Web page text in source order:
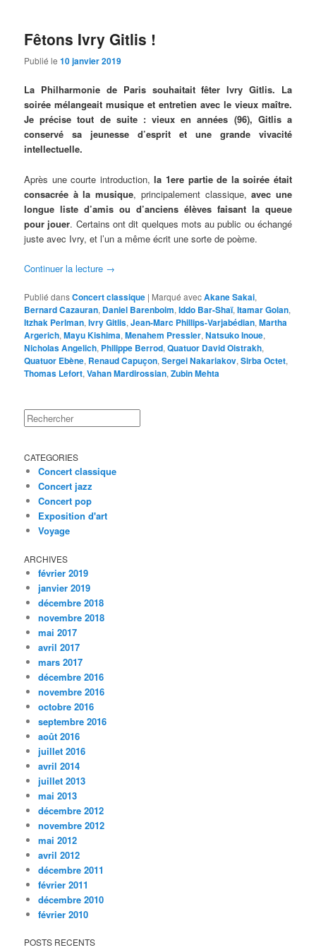
Fêtons Ivry Gitlis !
Publié le10 janvier 2019
La Philharmonie de Paris souhaitait fêter Ivry Gitlis. La
soirée mélangeait musique et entretien avec le vieux maître.
Je précise tout de suite : vieux en années (96), Gitlis a
conservé sa jeunesse d’esprit et une grande vivacité
intellectuelle.
Après une courte introduction,la 1ere partie de la soirée était
consacrée à la musique, principalement classique,avec une
longue liste d’amis ou d’anciens élèves faisant la queue
pour jouer. Certains ont dit quelques mots au public ou échangé
juste avec Ivry, et l’un a même écrit une sorte de poème.
Continuer la lecture →
Publié dansConcert classique | Marqué avecAkane Sakai,
Bernard Cazauran, Daniel Barenboim,Iddo Bar-Shaï,Itamar Golan,
Itzhak Perlman,Ivry Gitlis,Jean-Marc Phillips-Varjabédian,Martha
Argerich,Mayu Kishima,Menahem Pressler,Natsuko Inoue,
Nicholas Angelich, Philippe Berrod,Quatuor David Oistrakh,
Quatuor Ebène, Renaud Capuçon,Sergei Nakariakov,Sirba Octet,
Thomas Lefort,Vahan Mardirossian,Zubin Mehta
Rechercher
CATEGORIES
Concert classique
Concert jazz
Concert pop
Exposition d'art
Voyage
ARCHIVES
février 2019
janvier 2019
décembre 2018
novembre 2018
mai 2017
avril 2017
mars 2017
décembre 2016
novembre 2016
octobre 2016
septembre 2016
août 2016
juillet 2016
avril 2014
juillet 2013
mai 2013
décembre 2012
novembre 2012
mai 2012
avril 2012
décembre 2011
février 2011
décembre 2010
février 2010
POSTS RECENTS